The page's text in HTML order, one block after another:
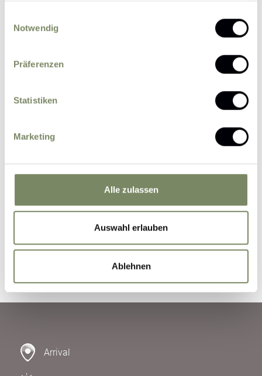
Notwendig
Präferenzen
Statistiken
Marketing
Alle zulassen
Auswahl erlauben
Ablehnen
Please send me news and information about
I agree that the personal data entered by me
for the purpose of processing my enquiry on the
Further information
Submit Inquiry
Arrival